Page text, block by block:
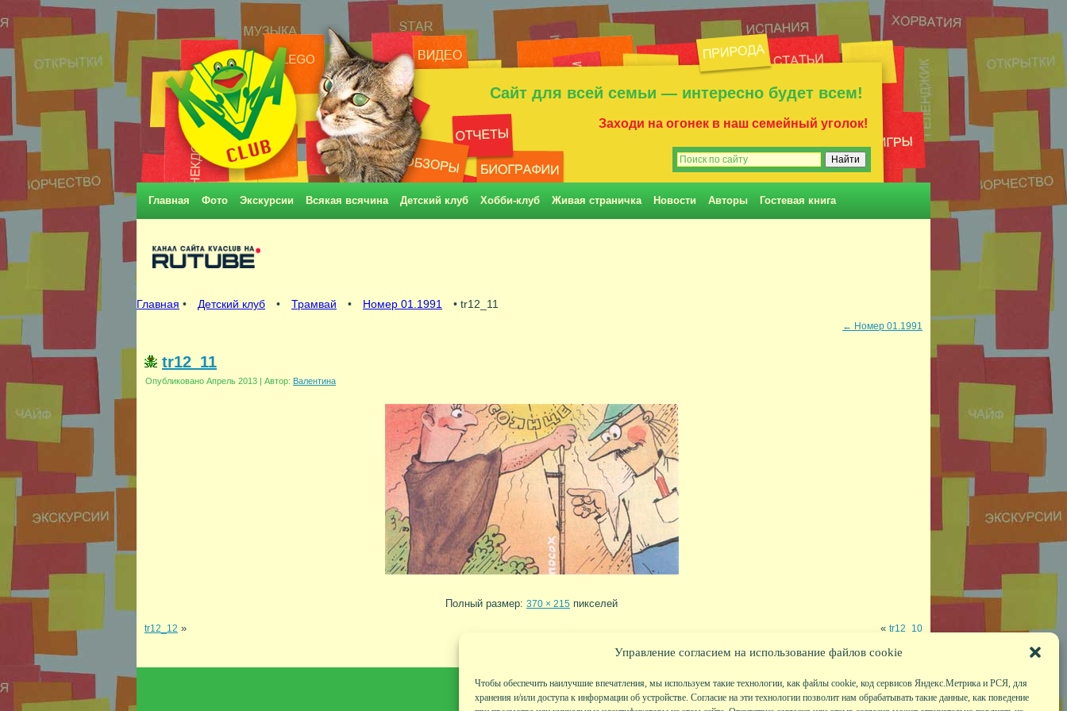
Управление согласием на использование файлов cookie
Чтобы обеспечить наилучшие впечатления, мы используем такие технологии, как файлы cookie, код сервисов Яндекс.Метрика и РСЯ, для
хранения и/или доступа к информации об устройстве. Согласие на эти технологии позволит нам обрабатывать такие данные, как поведение
Сайт для всей семьи — интересно будет всем!
Заходи на огонек в наш семейный уголок!
Главная Фото Экскурсии Всякая всячина Детский клуб Хобби-клуб Живая страничка Новости Авторы Гостевая книга
Главная • Детский клуб • Трамвай • Номер 01.1991 • tr12_11
← Номер 01.1991
tr12_11
Опубликовано Апрель 2013 | Автор: Валентина
Полный размер: 370 × 215 пикселей
tr12_12 » « tr12_10